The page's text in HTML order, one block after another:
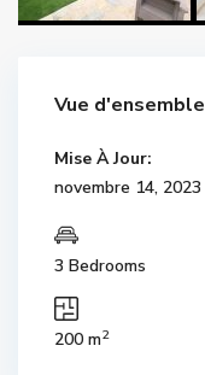
Vue d'ensemble
Mise À Jour:
novembre 14, 2023
3 Bedrooms
200 m2